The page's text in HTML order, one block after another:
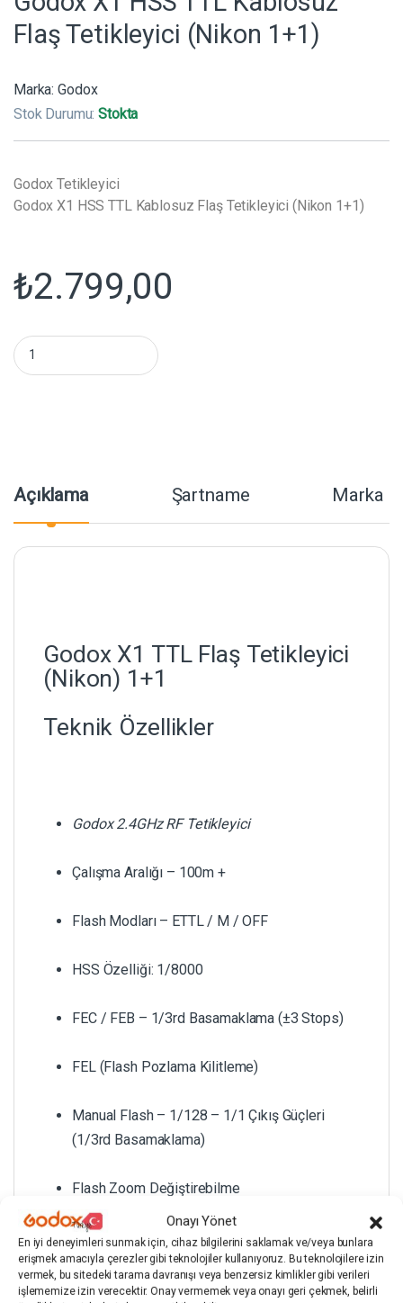
Onayı Yönet
En iyi deneyimleri sunmak için, cihaz bilgilerini saklamak ve/veya bunlara
erişmek amacıyla çerezler gibi teknolojiler kullanıyoruz. Bu teknolojilere izin
vermek, bu sitedeki tarama davranışı veya benzersiz kimlikler gibi verileri
işlememize izin verecektir. Onay vermemek veya onayı geri çekmek, belirli
Flaş Tetikleyici (Nikon 1+1)
Marka: Godox
Stok Durumu:Stokta
Godox Tetikleyici
Godox X1 HSS TTL Kablosuz Flaş Tetikleyici (Nikon 1+1)
₺2.799,00
Godox X1 HSS TTL Kablosuz Flaş Tetikleyici (Nikon 1+1)
Açıklama Şartname Marka
Godox X1 TTL Flaş Tetikleyici
(Nikon) 1+1
Teknik Özellikler
Godox 2.4GHz RF Tetikleyici
Çalışma Aralığı – 100m +
Flash Modları – ETTL / M / OFF
HSS Özelliği: 1/8000
FEC / FEB – 1/3rd Basamaklama (±3 Stops)
FEL (Flash Pozlama Kilitleme)
Manual Flash – 1/128 – 1/1 Çıkış Güçleri
(1/3rd Basamaklama)
Flash Zoom Değiştirebilme
Gruplama Özelliği – A / B / C / D / E (5 Grup)
32 Kanal